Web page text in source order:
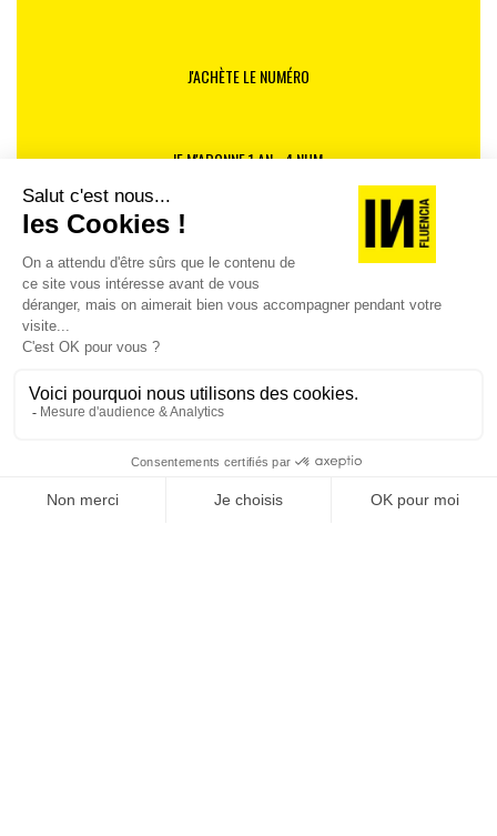
J'ACHÈTE LE NUMÉRO
JE M'ABONNE 1 AN - 4 NUM.
JE DÉCOUVRE LES NUMÉROS PRÉCÉDENTS
Je suis déjà abonné(e) :je consulte la revue en